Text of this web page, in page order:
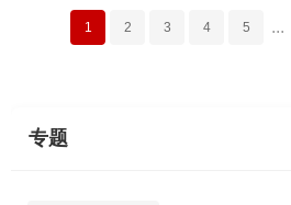
1 2 3 4 5 ...
专题